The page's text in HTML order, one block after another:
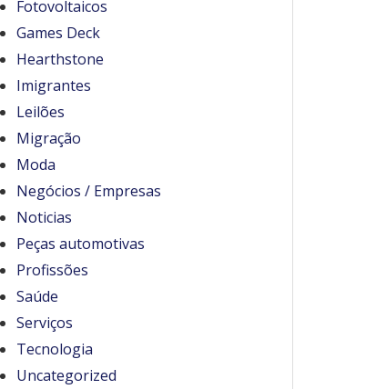
Fotovoltaicos
Games Deck
Hearthstone
Imigrantes
Leilões
Migração
Moda
Negócios / Empresas
Noticias
Peças automotivas
Profissões
Saúde
Serviços
Tecnologia
Uncategorized